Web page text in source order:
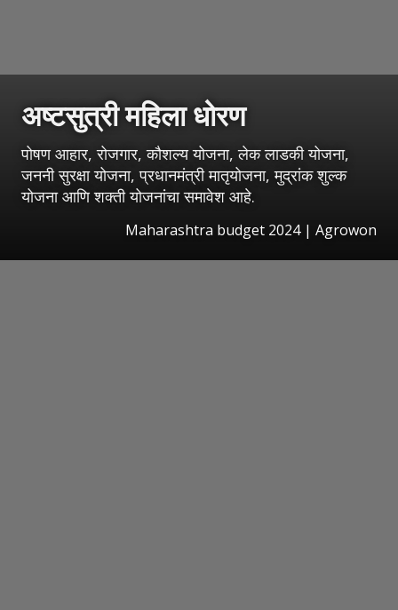
अष्टसुत्री महिला धोरण
पोषण आहार, रोजगार, कौशल्य योजना, लेक लाडकी योजना,
जननी सुरक्षा योजना, प्रधानमंत्री मातृयोजना, मुद्रांक शुल्क
योजना आणि शक्ती योजनांचा समावेश आहे.
Maharashtra budget 2024 | Agrowon